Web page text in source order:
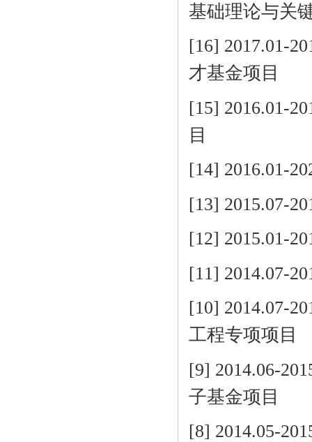
基础理论与关
[16] 2017.01-
才基金项目
[15] 2016.01-
目
[14] 2016.01-
[13] 2015.07-
[12] 2015.01-
[11] 2014.07-
[10] 2014.07-
工程专项项目
[9] 2014.06-
子基金项目
[8] 2014.05-